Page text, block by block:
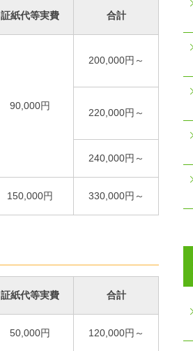
証紙代等実費 合計
90,000円
200,000円～
220,000円～
240,000円～
150,000円 330,000円～
証紙代等実費 合計
50,000円 120,000円～